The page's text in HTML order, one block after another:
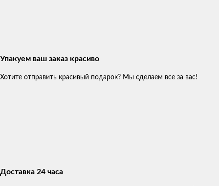
Упакуем ваш заказ красиво
Хотите отправить красивый подарок? Мы сделаем все за вас!
Доставка 24 часа